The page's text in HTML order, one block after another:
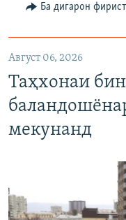
Ба дигарон
Август 06, 2026
Таҳхонаи
мекунанд